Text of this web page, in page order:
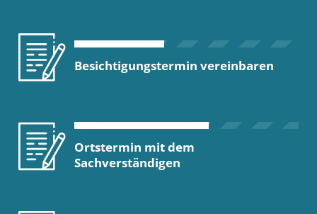
Besichtigungstermin vereinbaren
Ortstermin mit dem
Sachverständigen